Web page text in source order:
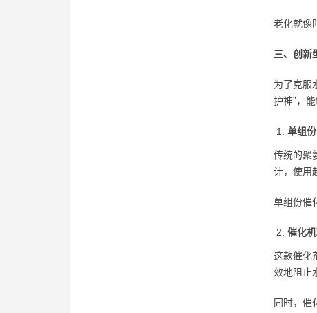
老化就像
三、创新
为了克服
护神”，
单组
传统的聚
计，使用
单组份催
催化
这款催化
效地阻止
同时，催